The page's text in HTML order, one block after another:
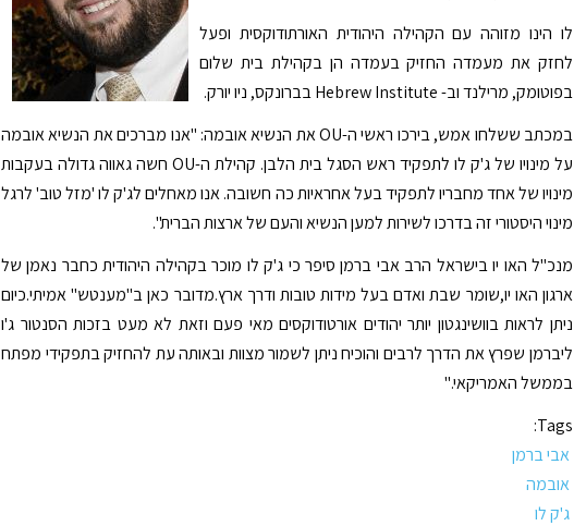
לו הינו מזוהה עם הקהילה היהודית האורתודוקסית ופעל
לחזק את מעמדה החזיק בעמדה הן בקהילת בית שלום
בפוטומק, מרילנד וב- Hebrew Institute בברונקס, ניו יורק.
במכתב ששלחו אמש, בירכו ראשי ה-OU את הנשיא אובמה: "אנו מברכים את הנשיא אובמה
על מינויו של ג'ק לו לתפקיד ראש הסגל בית הלבן. קהילת ה-OU חשה גאווה גדולה בעקבות
מינויו של אחד מחבריו לתפקיד בעל אחראיות כה חשובה. אנו מאחלים לג'ק לו 'מזל טוב' לרגל
מינוי היסטורי זה בדרכו לשירות למען הנשיא והעם של ארצות הברית".
מנכ"ל האו יו בישראל הרב אבי ברמן סיפר כי ג'ק לו מוכר בקהילה היהודית כחבר נאמן של
ארגון האו יו,שומר שבת ואדם בעל מידות טובות ודרך ארץ.מדובר כאן ב"מענטש" אמיתי.כיום
ניתן לראות בוושינגטון יותר יהודים אורטודוקסים מאי פעם וזאת לא מעט בזכות הסנטור ג'ו
ליברמן שפרץ את הדרך לרבים והוכיח ניתן לשמור מצוות ובאותה עת להחזיק בתפקידי מפתח
בממשל האמריקאי."
Tags:
אבי ברמן
אובמה
ג'ק לו